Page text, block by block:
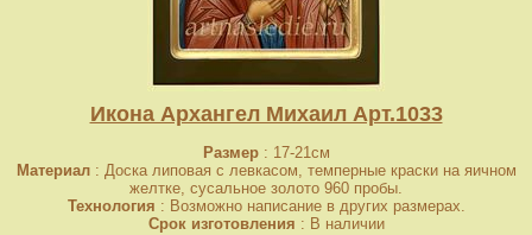
Икона Архангел Михаил Арт.1033
Размер: 17-21см
Материал: Доска липовая с левкасом, темперные краски на яичном
желтке, сусальное золото 960 пробы.
Технология : Возможно написание в других размерах.
Срок изготовления : В наличии